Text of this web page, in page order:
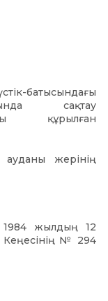
батысындағы
сақтау
құрылған
ауданы жерінің
1984 жылдың 12
Кеңесінің № 294